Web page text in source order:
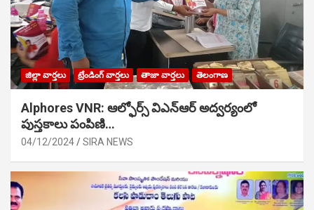
జిల్లా వార్తలు ట్రేండింగ్ వార్తలు తాజా వార్తలు తెలంగాణ
Alphores VNR: ఆల్ఫోర్స్ విఎన్ఆర్ అద్వర్యంలో
పుస్తకాలు పంపిణి…
04/12/2024 SIRA NEWS